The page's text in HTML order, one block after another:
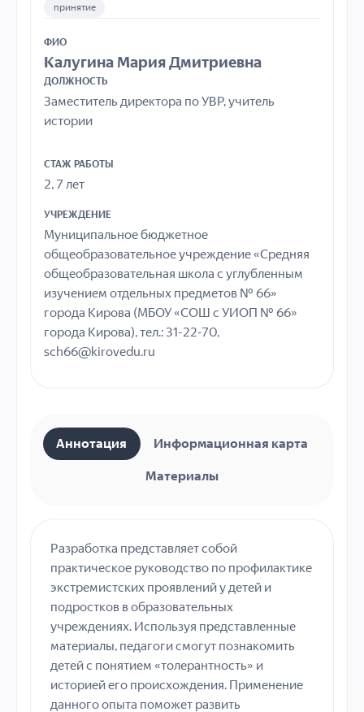
ФИО
Калугина Мария Дмитриевна
ДОЛЖНОСТЬ
Заместитель директора по УВР, учитель
истории
СТАЖ РАБОТЫ
2, 7 лет
УЧРЕЖДЕНИЕ
Муниципальное бюджетное
общеобразовательное учреждение «Средняя
общеобразовательная школа с углубленным
изучением отдельных предметов № 66»
города Кирова (МБОУ «СОШ с УИОП № 66»
города Кирова), тел.: 31-22-70,
sch66@kirovedu.ru
принятие
Аннотация Информационная карта
Материалы
Разработка представляет собой
практическое руководство по профилактике
экстремистских проявлений у детей и
подростков в образовательных
учреждениях. Используя представленные
материалы, педагоги смогут познакомить
детей с понятием «толерантность» и
историей его происхождения. Применение
данного опыта поможет развить